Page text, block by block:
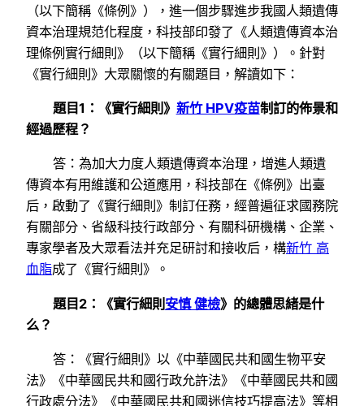
（以下簡稱《條例》），進一個步驟進步我國人類遺傳
資本治理規范化程度，科技部印發了《人類遺傳資本治
理條例實行細則》（以下簡稱《實行細則》）。針對
《實行細則》大眾關懷的有關題目，解讀如下：
題目1：《實行細則》 新竹 HPV疫苗制訂的佈景和
經過歷程？
答：為加大力度人類遺傳資本治理，增進人類遺
傳資本有用維護和公道應用，科技部在《條例》出臺
后，啟動了《實行細則》制訂任務，經普遍征求國務院
有關部分、省級科技行政部分、有關科研機構、企業、
專家學者及大眾看法并充足研討和接收后，構新竹 高
血脂成了《實行細則》。
題目2：《實行細則 安慎 健檢》的總體思緒是什
么？
答：《實行細則》以《中華國民共和國生物平安
法》《中華國民共和國行政允許法》《中華國民共和國
行政處分法》《中華國民共和國迷信技巧提高法》等相